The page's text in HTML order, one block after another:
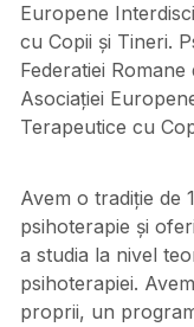
Europene
cu Copii și Tineri.
Federatiei
Asociației
Terapeutice cu
Avem o tradiție de
psihoterapie și
a studia la nivel
psihoterapiei.
proprii, un